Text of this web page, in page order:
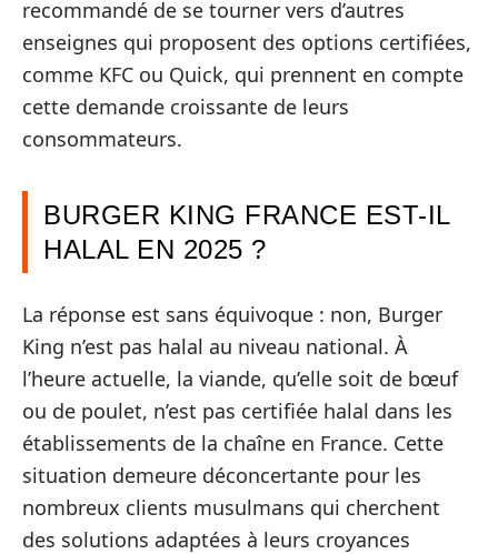
recommandé de se tourner vers d’autres
enseignes qui proposent des options certifiées,
comme KFC ou Quick, qui prennent en compte
cette demande croissante de leurs
consommateurs.
BURGER KING FRANCE EST-IL
HALAL EN 2025 ?
La réponse est sans équivoque : non, Burger
King n’est pas halal au niveau national. À
l’heure actuelle, la viande, qu’elle soit de bœuf
ou de poulet, n’est pas certifiée halal dans les
établissements de la chaîne en France. Cette
situation demeure déconcertante pour les
nombreux clients musulmans qui cherchent
des solutions adaptées à leurs croyances